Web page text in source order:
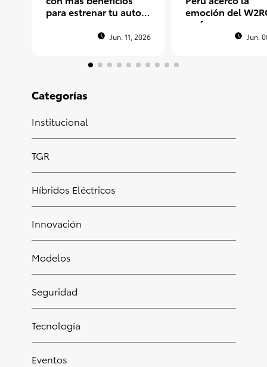
para estrenar tu auto
Jun. 11, 2026
emoción del
un fan peruano
Jun.
Categorías
Institucional
TGR
Híbridos Eléctricos
Innovación
Modelos
Seguridad
Tecnología
Eventos